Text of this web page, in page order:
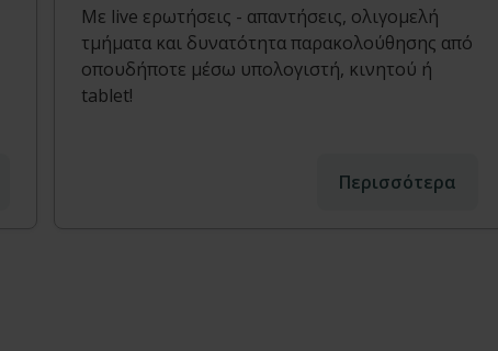
Με live ερωτήσεις - απαντήσεις, oλιγομελή
τμήματα και δυνατότητα παρακολούθησης από
οπουδήποτε μέσω υπολογιστή, κινητού ή
tablet!
Περισσότερα